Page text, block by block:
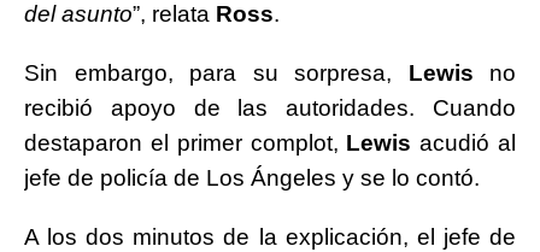
del asunto”, relata Ross.
Sin embargo, para su sorpresa, Lewis no
recibió apoyo de las autoridades. Cuando
destaparon el primer complot, Lewis acudió al
jefe de policía de Los Ángeles y se lo contó.
A los dos minutos de la explicación, el jefe de